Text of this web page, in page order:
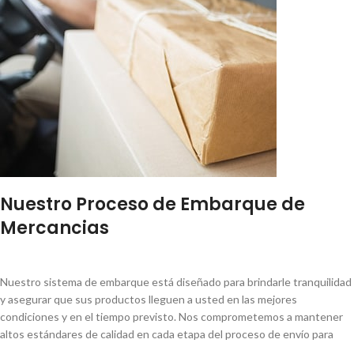
Nuestro Proceso de Embarque de
Mercancias
Nuestro sistema de embarque está diseñado para brindarle tranquilidad
y asegurar que sus productos lleguen a usted en las mejores
condiciones y en el tiempo previsto. Nos comprometemos a mantener
altos estándares de calidad en cada etapa del proceso de envío para